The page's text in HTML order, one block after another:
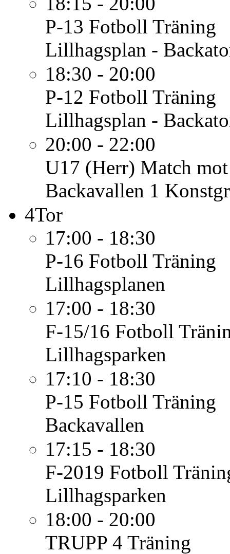
P-13 Fotboll Träning
Lillhagsplan -
18:30 - 20:00
P-12 Fotboll Träning
Lillhagsplan -
20:00 - 22:00
U17 (Herr) Match
Backavallen 1
4Tor
17:00 - 18:30
P-16 Fotboll Träning
Lillhagsplanen
17:00 - 18:30
F-15/16 Fotboll
Lillhagsparken
17:10 - 18:30
P-15 Fotboll Träning
Backavallen
17:15 - 18:30
F-2019 Fotboll
Lillhagsparken
18:00 - 20:00
TRUPP 4 Träning